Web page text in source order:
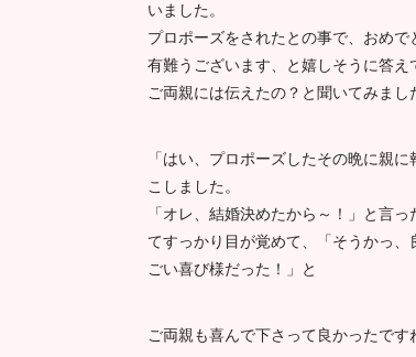
いました。
プロポーズをされたとの事で、おめで
有難うございます、と嬉しそうに答え
ご両親には伝えたの？と聞いてみまし
「はい、プロポーズしたその晩に親
こしました。
「オレ、結婚決めたから～！」と言
てすっかり目が覚めて、「そうかっ
ごい喜び様だった！」と
ご両親も喜んで下さって良かったです